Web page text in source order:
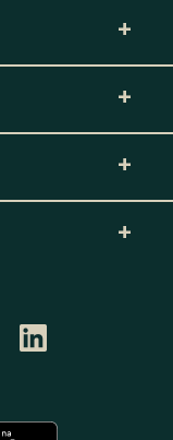
LINKEDIN
DA